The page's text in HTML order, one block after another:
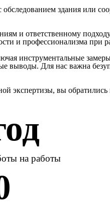
обследованием здания или
и ответственному
и профессионализма при
инструментальные
выводы. Для нас важна
экспертизы, вы
на работы